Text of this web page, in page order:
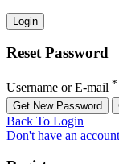
Reset Password
Username or E-mail *
Back To Login
Don't have an account